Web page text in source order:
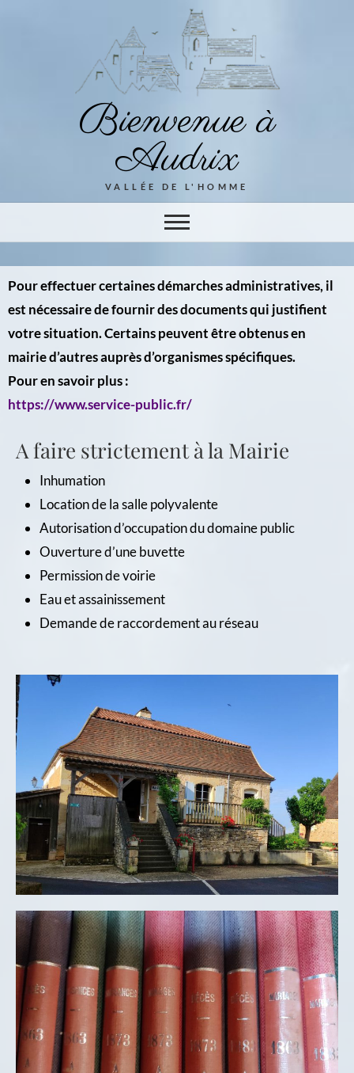
Bienvenue à
Audrix
VALLÉE DE L'HOMME
Pour effectuer certaines démarches administratives, il
est nécessaire de fournir des documents qui justifient
votre situation. Certains peuvent être obtenus en
mairie d’autres auprès d’organismes spécifiques.
Pour en savoir plus :
https://www.service-public.fr/
A faire strictement à la Mairie
Inhumation
Location de la salle polyvalente
Autorisation d’occupation du domaine public
Ouverture d’une buvette
Permission de voirie
Eau et assainissement
Demande de raccordement au réseau